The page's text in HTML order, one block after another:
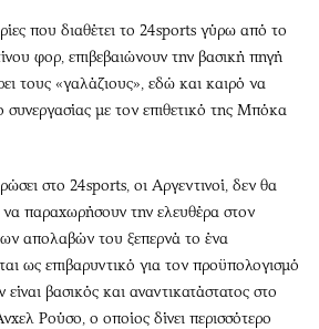
που διαθέτει το 24sports γύρω από το
φορ, επιβεβαιώνουν την βασική πηγή
τους «γαλάζιους», εδώ και καιρό να
συνεργασίας με τον επιθετικό της Μπόκα
στο 24sports, οι Αργεντινοί, δεν θα
παραχωρήσουν την ελευθέρα στον
απολαβών του ξεπερνά το ένα
ως επιβαρυντικό για τον προϋπολογισμό
βασικός και αναντικατάστατος στο
Ρούσο, ο οποίος δίνει περισσότερο